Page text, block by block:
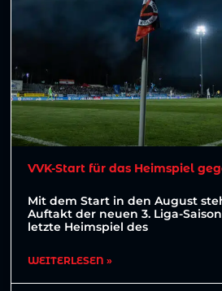
VVK-Start für das Heimspiel
Mit dem Start in den August
Auftakt der neuen 3. Liga-
letzte Heimspiel des
WEITERLESEN »